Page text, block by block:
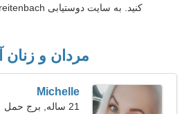
مردان و زنان
Michelle
21 ساله, برج حمل